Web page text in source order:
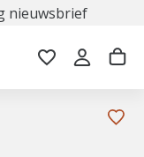
nieuwsbrief